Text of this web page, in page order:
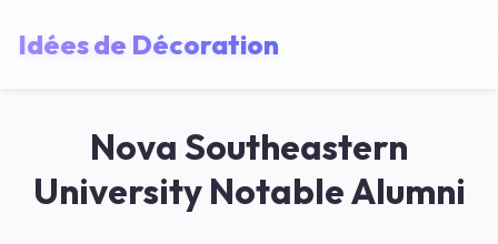
Idées de Décoration
Nova Southeastern
University Notable Alumni